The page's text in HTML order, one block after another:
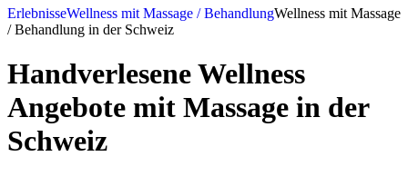
ErlebnisseWellness mit Massage / BehandlungWellness mit Massage
/ Behandlung in der Schweiz
Handverlesene Wellness
Angebote mit Massage in der
Schweiz